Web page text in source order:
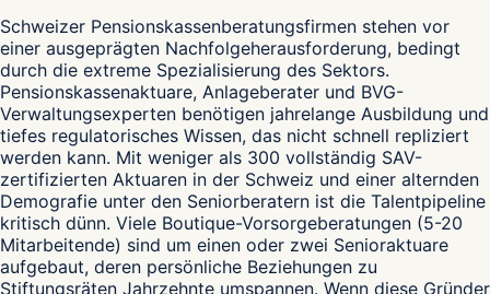
Schweizer Pensionskassenberatungsfirmen stehen vor
einer ausgeprägten Nachfolgeherausforderung, bedingt
durch die extreme Spezialisierung des Sektors.
Pensionskassenaktuare, Anlageberater und BVG-
Verwaltungsexperten benötigen jahrelange Ausbildung und
tiefes regulatorisches Wissen, das nicht schnell repliziert
werden kann. Mit weniger als 300 vollständig SAV-
zertifizierten Aktuaren in der Schweiz und einer alternden
Demografie unter den Seniorberatern ist die Talentpipeline
kritisch dünn. Viele Boutique-Vorsorgeberatungen (5-20
Mitarbeitende) sind um einen oder zwei Senioraktuare
aufgebaut, deren persönliche Beziehungen zu
Stiftungsräten Jahrzehnte umspannen. Wenn diese Gründer